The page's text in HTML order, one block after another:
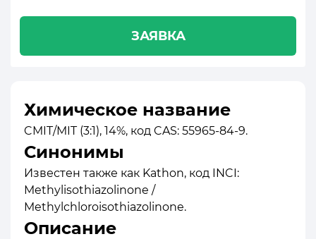
ЗАЯВКА
Химическое название
CMIT/MIT (3:1), 14%, код CAS: 55965-84-9.
Синонимы
Известен также как Kathon, код INCI:
Methylisothiazolinone /
Methylchloroisothiazolinone.
Описание